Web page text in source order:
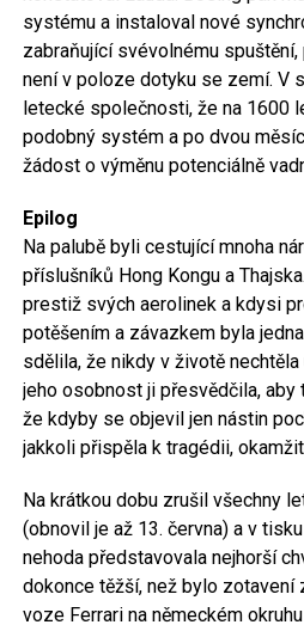
systému a instaloval nové
zabraňující svévolnému
není v poloze dotyku se zemí. V
letecké společnosti, že na 1600
podobný systém a po dvou
žádost o výměnu potenciálně
Epilog
Na palubě byli cestující mnoha
příslušníků Hong Kongu a
prestiž svých aerolinek a kdysi
potěšením a závazkem byla
sdělila, že nikdy v životě
jeho osobnost ji přesvědčila,
že kdyby se objevil jen nástin
jakkoli přispěla k tragédii,
Na krátkou dobu zrušil všechny
(obnovil je až 13. června) a v
nehoda představovala nejhorší
dokonce těžší, než bylo zotavení
voze Ferrari na německém